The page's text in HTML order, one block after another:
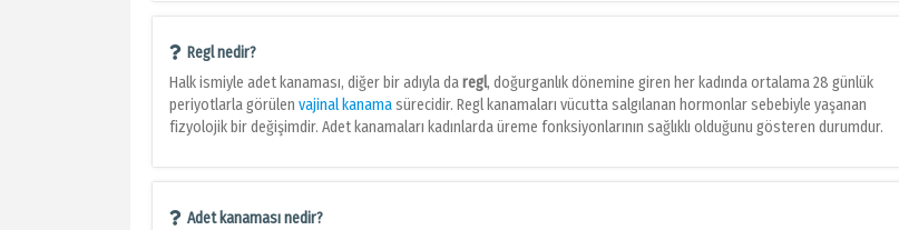
Regl nedir?
Halk ismiyle adet kanaması, diğer bir adıyla daregl, doğurganlık dönemine giren her kadında ortalama 28 günlük
periyotlarla görülen vajinal kanamasürecidir. Regl kanamaları vücutta salgılanan hormonlar sebebiyle yaşanan
fizyolojik bir değişimdir. Adet kanamaları kadınlarda üreme fonksiyonlarının sağlıklı olduğunu gösteren durumdur.
Adet kanaması nedir?